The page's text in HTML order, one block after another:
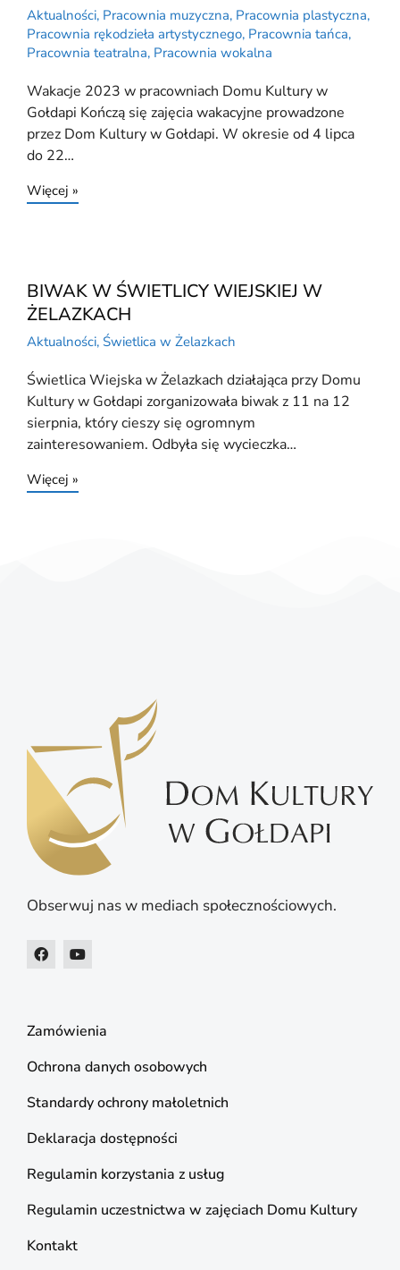
Aktualności, Pracownia muzyczna, Pracownia plastyczna,
Pracownia rękodzieła artystycznego, Pracownia tańca,
Pracownia teatralna, Pracownia wokalna
Wakacje 2023 w pracowniach Domu Kultury w
Gołdapi Kończą się zajęcia wakacyjne prowadzone
przez Dom Kultury w Gołdapi. W okresie od 4 lipca
do 22…
Więcej »
BIWAK W ŚWIETLICY WIEJSKIEJ W
ŻELAZKACH
Aktualności, Świetlica w Żelazkach
Świetlica Wiejska w Żelazkach działająca przy Domu
Kultury w Gołdapi zorganizowała biwak z 11 na 12
sierpnia, który cieszy się ogromnym
zainteresowaniem. Odbyła się wycieczka…
Więcej »
Obserwuj nas w mediach społecznościowych.
Zamówienia
Ochrona danych osobowych
Standardy ochrony małoletnich
Deklaracja dostępności
Regulamin korzystania z usług
Regulamin uczestnictwa w zajęciach Domu Kultury
Kontakt